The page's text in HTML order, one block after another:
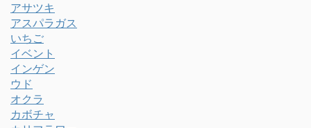
アサツキ
アスパラガス
いちご
イベント
インゲン
ウド
オクラ
カボチャ